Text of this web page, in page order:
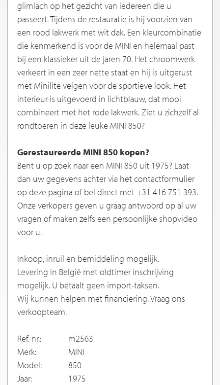
glimlach op het gezicht van iedereen die u
passeert. Tijdens de restauratie is hij voorzien van
een rood lakwerk met wit dak. Een kleurcombinatie
die kenmerkend is voor de MINI en helemaal past
bij een klassieker uit de jaren 70. Het chroomwerk
verkeert in een zeer nette staat en hij is uitgerust
met Minilite velgen voor de sportieve look. Het
interieur is uitgevoerd in lichtblauw, dat mooi
combineert met het rode lakwerk. Ziet u zichzelf al
rondtoeren in deze leuke MINI 850?
Gerestaureerde MINI 850 kopen?
Bent u op zoek naar een MINI 850 uit 1975? Laat
dan uw gegevens achter via het contactformulier
op deze pagina of bel direct met +31 416 751 393.
Onze verkopers geven u graag antwoord op al uw
vragen of maken zelfs een persoonlijke shopvideo
voor u.
Inkoop, inruil en bemiddeling mogelijk.
Levering in België met oldtimer inschrijving
mogelijk. U betaalt geen import-taksen.
Wij kunnen helpen met financiering. Vraag ons
verkoopteam.
Ref. nr.:
m2563
Merk:
MINI
Model:
850
Jaar:
1975